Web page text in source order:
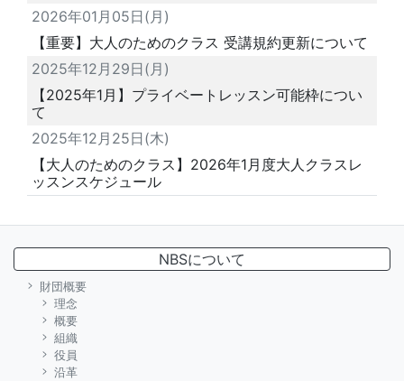
2026年01月05日(月)
【重要】大人のためのクラス 受講規約更新について
2025年12月29日(月)
【2025年1月】プライベートレッスン可能枠につい
て
2025年12月25日(木)
【大人のためのクラス】2026年1月度大人クラスレ
ッスンスケジュール
NBSについて
財団概要
理念
概要
組織
役員
沿革